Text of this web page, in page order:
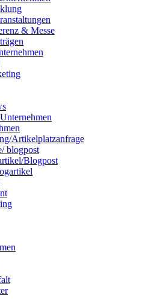
& Messe
Artikelplatzanfrage
blogpost
Blogpost